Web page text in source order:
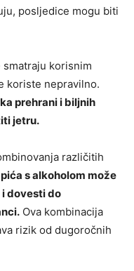
posljedice mogu biti
korisnim
koriste nepravilno.
prehrani i biljnih
jetru.
različitih
s alkoholom može
dovesti do
Ova kombinacija
rizik od dugoročnih